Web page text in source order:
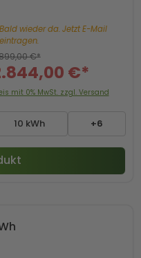
10 kWh +6
Bald wieder da. Jetzt E-Mail
eintragen.
€*
€*
mit 0% MwSt. zzgl. Versand